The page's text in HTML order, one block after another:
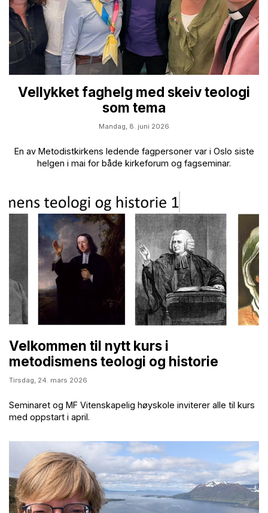
Vellykket faghelg med skeiv teologi
som tema
Mandag, 8. juni 2026
En av Metodistkirkens ledende fagpersoner var i Oslo siste
helgen i mai for både kirkeforum og fagseminar.
Velkommen til nytt kurs i
metodismens teologi og historie
Tirsdag, 24. mars 2026
Seminaret og MF Vitenskapelig høyskole inviterer alle til kurs
med oppstart i april.